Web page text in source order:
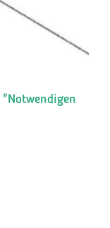
"Notwendigen